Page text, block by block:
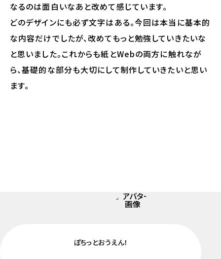
なるのは面白いなあと改めて感じています。
どのデザインにも必ず文字はある。今回は本当に基本的
な内容だけでしたが、改めてもっと勉強していきたいな
と思いました。これからも紙とWebの両方に触れなが
ら、基礎的な部分も大切にして制作していきたいと思い
ます。
ぽちっとおうえん！